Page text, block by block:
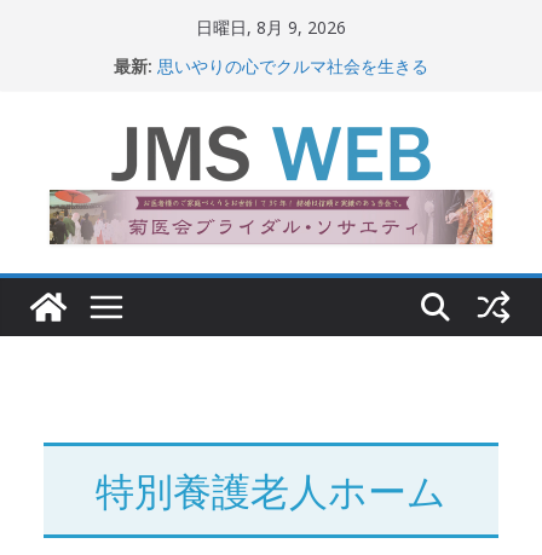
ッ
日曜日, 8月 9, 2026
最新: 思いやりの心でクルマ社会を生きる
関東大震災から100 年
新生ニッポン！
特別養護老人ホーム